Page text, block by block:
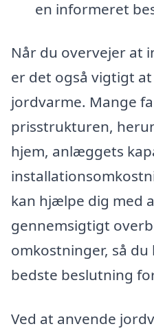
en informeret
Når du overvejer at
er det også vigtigt
jordvarme. Mange
prisstrukturen,
hjem, anlæggets
kan hjælpe dig med
gennemsigtigt
omkostninger, så
bedste beslutning
Ved at anvende